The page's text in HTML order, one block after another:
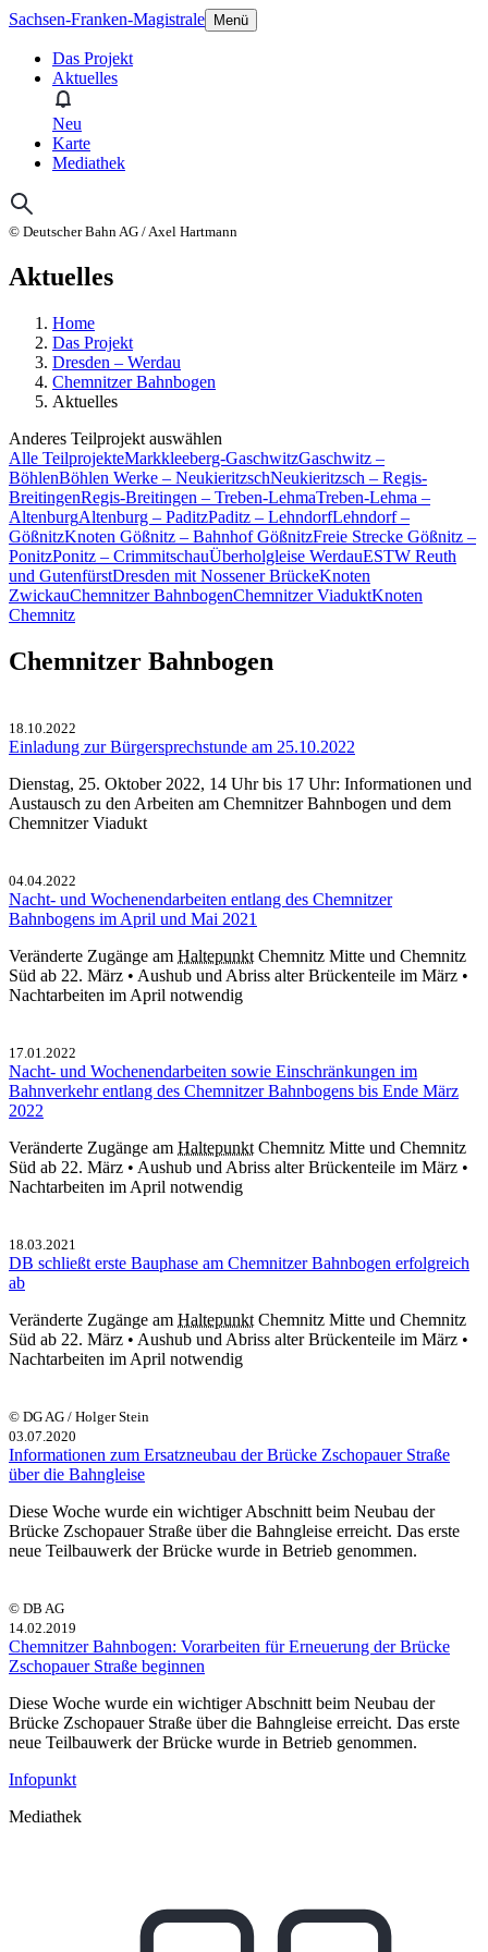
Sachsen-Franken-Magistrale Menü
Das Projekt
Aktuelles
Neu
Karte
Mediathek
© Deutscher Bahn AG / Axel Hartmann
Aktuelles
Home
Das Projekt
Dresden – Werdau
Chemnitzer Bahnbogen
Aktuelles
Anderes Teilprojekt auswählen
Alle TeilprojekteMarkkleeberg-GaschwitzGaschwitz –
BöhlenBöhlen Werke – NeukieritzschNeukieritzsch – Regis-
BreitingenRegis-Breitingen – Treben-LehmaTreben-Lehma –
AltenburgAltenburg – PaditzPaditz – LehndorfLehndorf –
GößnitzKnoten Gößnitz – Bahnhof GößnitzFreie Strecke Gößnitz –
PonitzPonitz – CrimmitschauÜber­hol­glei­se Wer­dauESTW Reuth
und GutenfürstDresden mit Nossener BrückeKnoten
ZwickauChemnitzer BahnbogenChemnitzer ViaduktKnoten
Chemnitz
Chemnitzer Bahnbogen
18.10.2022
Einladung zur Bürgersprechstunde am 25.10.2022
Dienstag, 25. Oktober 2022, 14 Uhr bis 17 Uhr: Informationen und
Austausch zu den Arbeiten am Chemnitzer Bahnbogen und dem
Chemnitzer Viadukt
04.04.2022
Nacht- und Wochenendarbeiten entlang des Chemnitzer
Bahnbogens im April und Mai 2021
Veränderte Zugänge am Haltepunkt Chemnitz Mitte und Chemnitz
Süd ab 22. März • Aushub und Abriss alter Brückenteile im März •
Nachtarbeiten im April notwendig
17.01.2022
Nacht- und Wochenendarbeiten sowie Einschränkungen im
Bahnverkehr entlang des Chemnitzer Bahnbogens bis Ende März
2022
Veränderte Zugänge am Haltepunkt Chemnitz Mitte und Chemnitz
Süd ab 22. März • Aushub und Abriss alter Brückenteile im März •
Nachtarbeiten im April notwendig
18.03.2021
DB schließt erste Bauphase am Chemnitzer Bahnbogen erfolgreich
ab
Veränderte Zugänge am Haltepunkt Chemnitz Mitte und Chemnitz
Süd ab 22. März • Aushub und Abriss alter Brückenteile im März •
Nachtarbeiten im April notwendig
© DG AG / Holger Stein
03.07.2020
Informationen zum Ersatzneubau der Brücke Zschopauer Straße
über die Bahngleise
Diese Woche wurde ein wichtiger Abschnitt beim Neubau der
Brücke Zschopauer Straße über die Bahngleise erreicht. Das erste
neue Teilbauwerk der Brücke wurde in Betrieb genommen.
© DB AG
14.02.2019
Chemnitzer Bahnbogen: Vorarbeiten für Erneuerung der Brücke
Zschopauer Straße beginnen
Diese Woche wurde ein wichtiger Abschnitt beim Neubau der
Brücke Zschopauer Straße über die Bahngleise erreicht. Das erste
neue Teilbauwerk der Brücke wurde in Betrieb genommen.
Infopunkt
Mediathek